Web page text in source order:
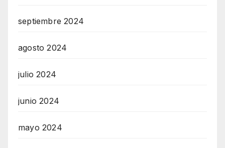
septiembre 2024
agosto 2024
julio 2024
junio 2024
mayo 2024